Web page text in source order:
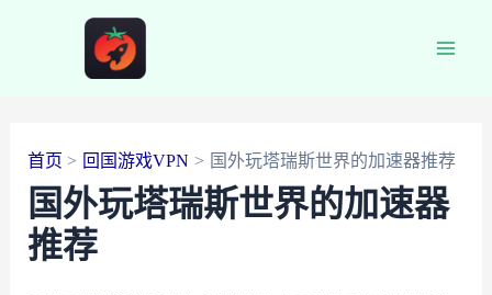
首页 回国游戏VPN 国外玩塔瑞斯世界的加速器推荐
国外玩塔瑞斯世界的加速器
推荐